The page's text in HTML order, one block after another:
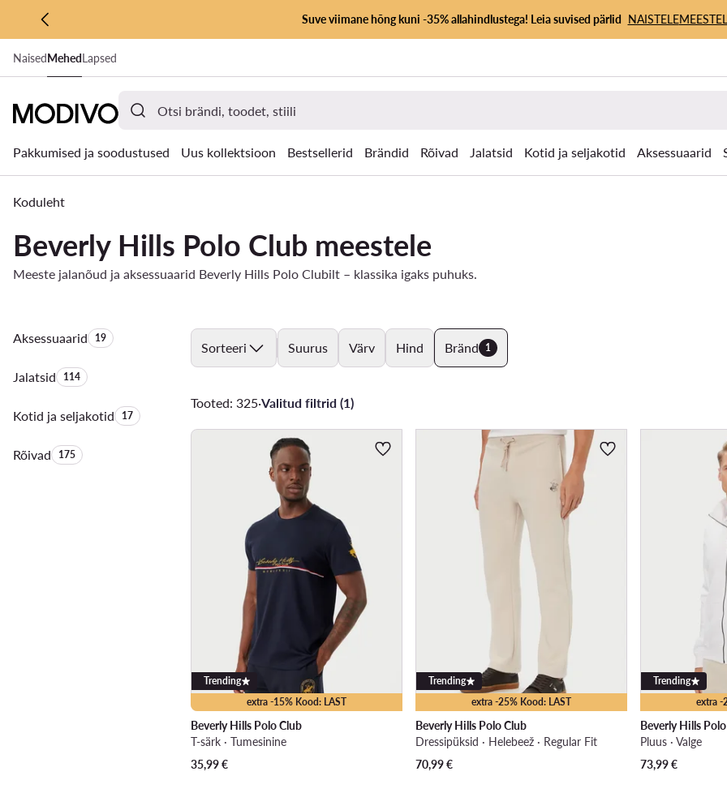
LIIGU PÕHISISU JUURDE
MINE OTSINGUSSE
Suve viimane hõng kuni -35% allahindlustega! Leia suvised pärlid NAISTELE
NaisedMehedLapsed
Pakkumised ja soodustused Uus kollektsioon Bestsellerid Brändid Rõivad Jalatsid Kotid ja seljakotid Aksessuaarid
Koduleht
Beverly Hills Polo Club meestele
Meeste jalanõud ja aksessuaarid Beverly Hills Polo Clubilt – klassika igaks puhuks.
AksessuaaridToodete arv:
19
JalatsidToodete arv:
114
Kotid ja seljakotidToodete arv:
17
RõivadToodete arv:
175
Sorteeri Suurus Värv Hind Bränd 1
Tooted: 325·Valitud filtrid (1)
extra -15% Kood: LAST
Trending
Beverly Hills Polo Club
T-särk · Tumesinine
35,99€
extra -25% Kood: LAST
Trending
Beverly Hills Polo Club
Dressipüksid · Helebeež · Regular Fit
70,99€
extra -
Trending
Beverly Hills
Pluus · Valge
73,99€